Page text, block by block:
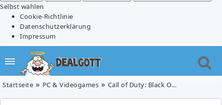
Selbst wählen
Cookie-Richtlinie
Datenschutzerklärung
Impressum
Startseite PC & Videogames Call of Duty: Black Ops 4 (PC) für 44,98€ inklusive Versand